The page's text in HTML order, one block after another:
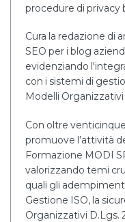
procedure di privacy
Cura la redazione di
SEO per i blog
evidenziando
con i sistemi di
Modelli Organizzativi
Con oltre
promuove l’attività
Formazione MODI
valorizzando temi
quali gli
Gestione ISO, la
Organizzativi D.Lgs.